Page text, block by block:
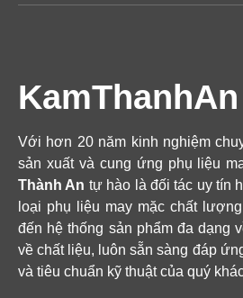
KamThanhAn
Với hơn 20 năm kinh nghiệm
sản xuất và cung ứng phụ liệu
Thành An tự hào là đối tác uy tín
loại phụ liệu may mặc chất
đến hệ thống sản phẩm đa dạng
về chất liệu, luôn sẵn sàng đáp
và tiêu chuẩn kỹ thuật của quý